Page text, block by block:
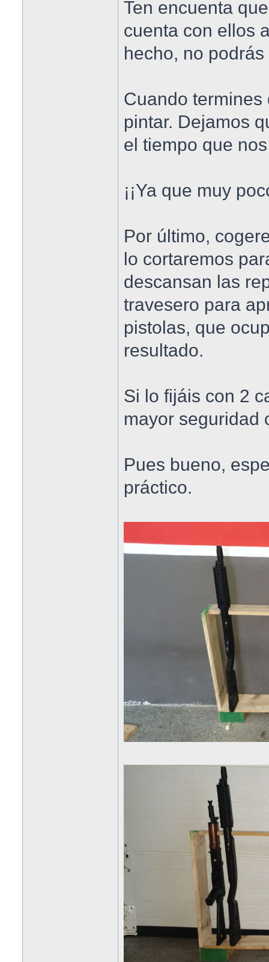
Ten encuenta
cuenta con ellos
hecho, no podrás
Cuando
pintar. Dejamos
el tiempo que
¡¡Ya que muy
Por último,
lo cortaremos
descansan las
travesero para
pistolas, que
resultado.
Si lo fijáis con 2
mayor seguridad
Pues bueno,
práctico.